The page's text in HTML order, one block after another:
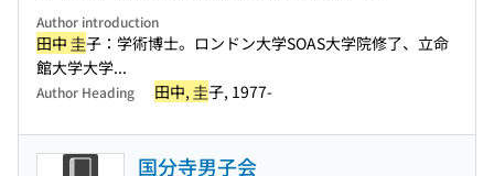
Author introduction
田中 圭子：学術博士。ロンドン大学SOAS大学院修了、立命
館大学大学...
Author Heading 田中, 圭子, 1977-
国分寺男子会